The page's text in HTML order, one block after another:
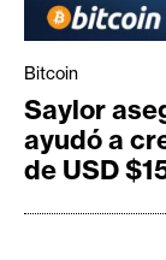
Bitcoin
Saylor
ayudó a
de USD